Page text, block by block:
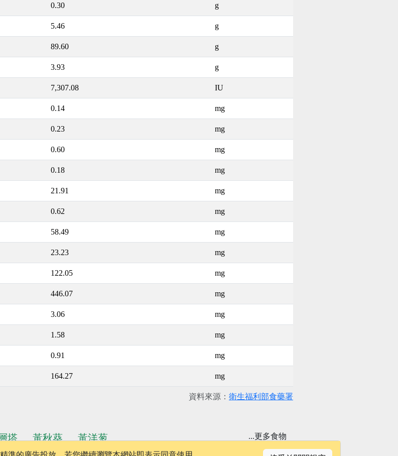
0.30 g
5.46 g
89.60 g
3.93 g
7,307.08 IU
0.14 mg
0.23 mg
0.60 mg
0.18 mg
21.91 mg
0.62 mg
58.49 mg
23.23 mg
122.05 mg
446.07 mg
3.06 mg
1.58 mg
0.91 mg
164.27 mg
資料來源： 衛生福利部食藥署
塔 黃秋葵 黃洋葱 ...更多食物